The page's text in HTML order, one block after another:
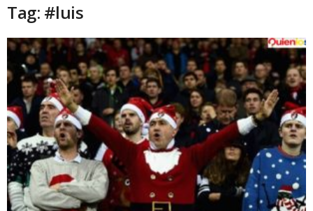
Tag: #luis